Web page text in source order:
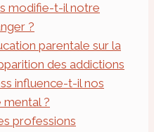
modifie-t-il notre
?
parentale sur la
des addictions
influence-t-il nos
?
professions